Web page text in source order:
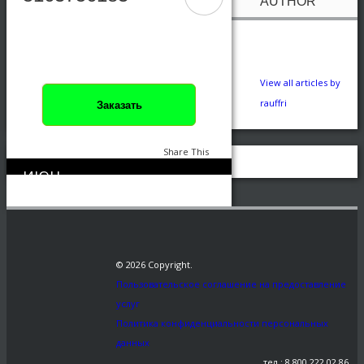
Заказать
Share This
ИЮН
View all articles by
rauffri
© 2026 Copyright.
Пользовательское соглашение на предоставление
услуг
Политика конфиденциальности персональных
данных